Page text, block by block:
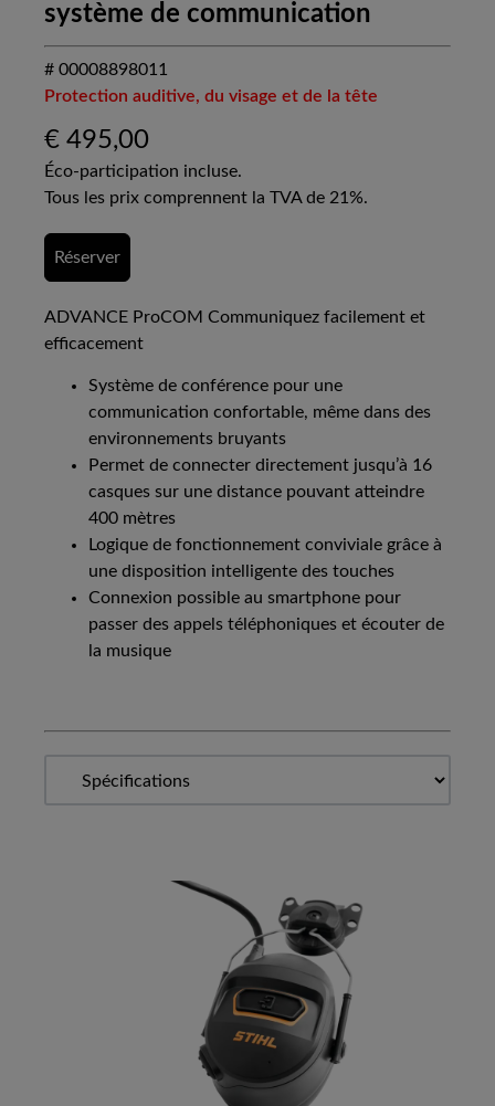
système de communication
# 00008898011
Protection auditive, du visage et de la tête
€ 495,00
Éco-participation incluse.
Tous les prix comprennent la TVA de 21%.
Réserver
ADVANCE ProCOM Communiquez facilement et
efficacement
Système de conférence pour une
communication confortable, même dans des
environnements bruyants
Permet de connecter directement jusqu’à 16
casques sur une distance pouvant atteindre
400 mètres
Logique de fonctionnement conviviale grâce à
une disposition intelligente des touches
Connexion possible au smartphone pour
passer des appels téléphoniques et écouter de
la musique